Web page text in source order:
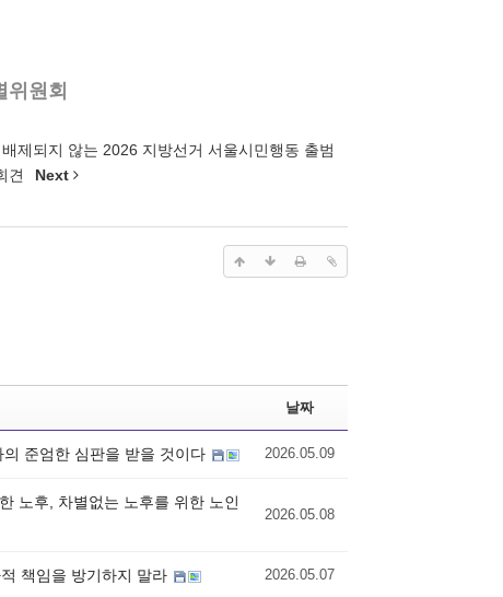
위원회
제되지 않는 2026 지방선거 서울시민행동 출범
견
Next
날짜
준엄한 심판을 받을 것이다 2026.05.09
노후, 차별없는 노후를 위한 노인
2026.05.08
책임을 방기하지 말라 2026.05.07